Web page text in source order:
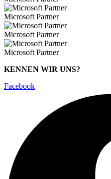
Microsoft Partner
Microsoft Partner
Microsoft Partner
KENNEN WIR UNS?
Facebook